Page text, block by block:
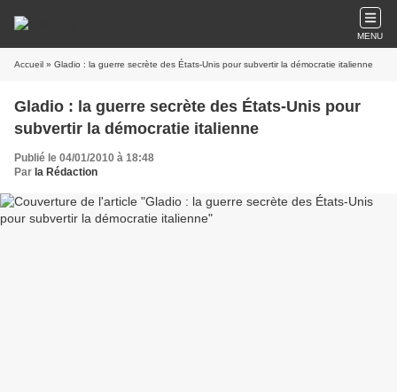
MENU
Accueil » Gladio : la guerre secrète des États-Unis pour subvertir la démocratie italienne
Gladio : la guerre secrète des États-Unis pour
subvertir la démocratie italienne
Publié le 04/01/2010 à 18:48
Par la Rédaction